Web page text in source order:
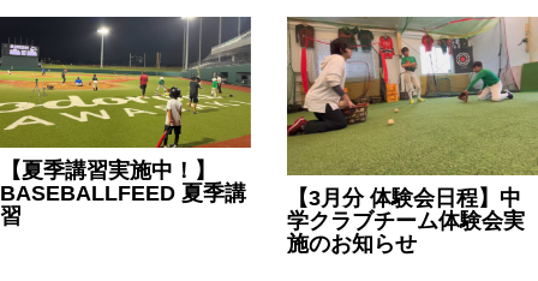
【夏季講習実施中！】
BASEBALLFEED 夏季講
習
【3月分 体験会日程】中
学クラブチーム体験会実
施のお知らせ